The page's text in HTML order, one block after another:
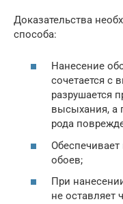
Доказательства
способа:
Нанесение
сочетается с
разрушается
высыхания, а
рода
обоев;
При
не оставляет